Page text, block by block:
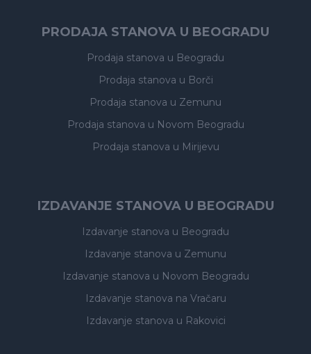
PRODAJA STANOVA U BEOGRADU
Prodaja stanova u Beogradu
Prodaja stanova u Borči
Prodaja stanova u Zemunu
Prodaja stanova u Novom Beogradu
Prodaja stanova u Mirijevu
IZDAVANJE STANOVA U BEOGRADU
Izdavanje stanova u Beogradu
Izdavanje stanova u Zemunu
Izdavanje stanova u Novom Beogradu
Izdavanje stanova na Vračaru
Izdavanje stanova u Rakovici